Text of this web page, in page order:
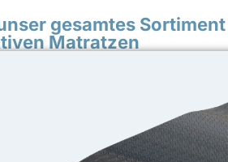
gesamtes Sortiment
Matratzen